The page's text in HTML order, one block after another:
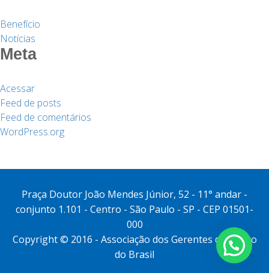
Benefício
Notícias
Meta
Acessar
Feed de posts
Feed de comentários
WordPress.org
Praça Doutor João Mendes Júnior, 52 - 11° andar -
conjunto 1.101 - Centro - São Paulo - SP - CEP 01501-
000
Copyright © 2016 - Associação dos Gerentes do Banco
do Brasil